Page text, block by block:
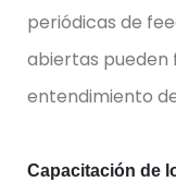
periódicas de
abiertas pueden
entendimiento
Capacitación de